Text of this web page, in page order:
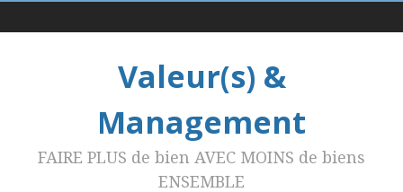
Menu 1
Valeur(s) &
Management
FAIRE PLUS de bien AVEC MOINS de biens
ENSEMBLE